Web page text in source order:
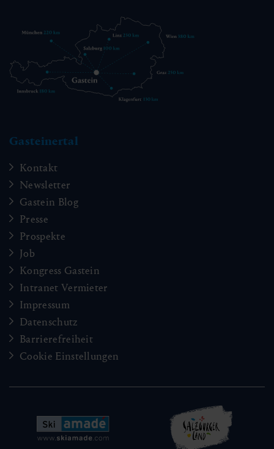
Gasteinertal
Kontakt
Newsletter
Gastein Blog
Presse
Prospekte
Job
Kongress Gastein
Intranet Vermieter
Impressum
Datenschutz
Barrierefreiheit
Cookie Einstellungen